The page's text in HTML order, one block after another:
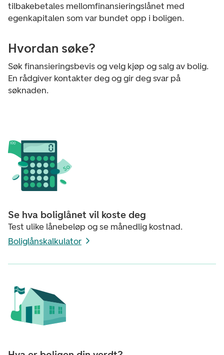
tilbakebetales mellomfinansieringslånet med
egenkapitalen som var bundet opp i boligen.
Hvordan søke?
Søk finansieringsbevis og velg kjøp og salg av bolig.
En rådgiver kontakter deg og gir deg svar på
søknaden.
Se hva boliglånet vil koste deg
Test ulike lånebeløp og se månedlig kostnad.
Boliglånskalkulator